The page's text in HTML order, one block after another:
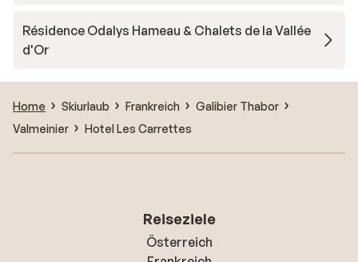
Résidence Odalys Hameau & Chalets de la Vallée
d'Or
Home Skiurlaub Frankreich
Galibier Thabor
Valmeinier
Hotel Les Carrettes
Reiseziele
Österreich